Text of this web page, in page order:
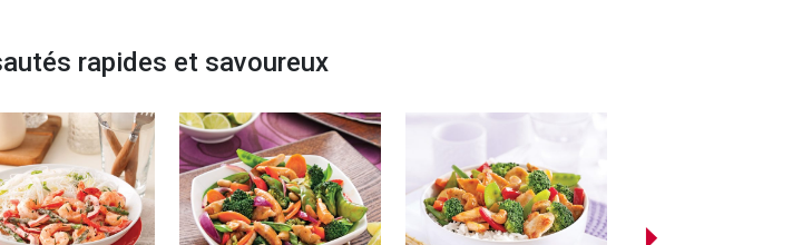
rapides et savoureux